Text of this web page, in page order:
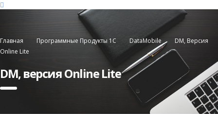
Главная Программные Продукты 1С DataMobile
DM, Версия
Online Lite
DM, версия Online Lite